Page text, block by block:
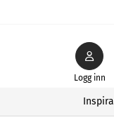
Logg inn